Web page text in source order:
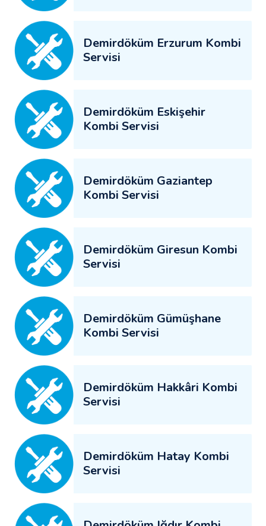
Demirdöküm Erzurum Kombi
Servisi
Demirdöküm Eskişehir
Kombi Servisi
Demirdöküm Gaziantep
Kombi Servisi
Demirdöküm Giresun Kombi
Servisi
Demirdöküm Gümüşhane
Kombi Servisi
Demirdöküm Hakkâri Kombi
Servisi
Demirdöküm Hatay Kombi
Servisi